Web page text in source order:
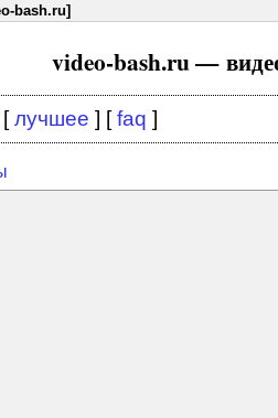
bash.ru]
video-bash.ru —
[лучшее ] [faq ]